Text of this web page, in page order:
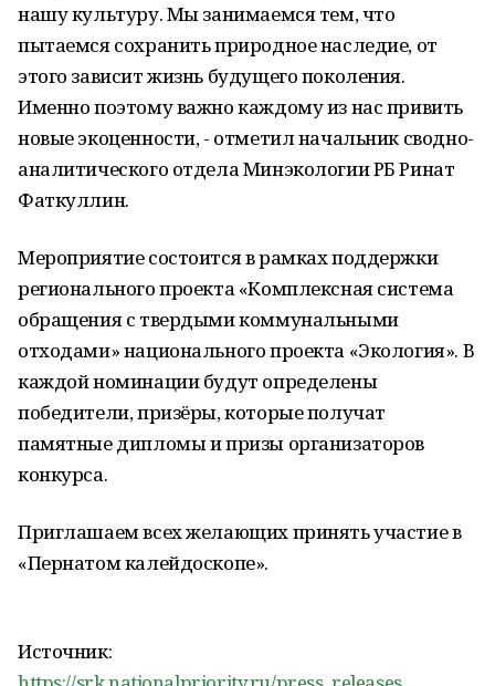
нашу культуру. Мы занимаемся тем, что
пытаемся сохранить природное наследие, от
этого зависит жизнь будущего поколения.
Именно поэтому важно каждому из нас привить
новые экоценности, - отметил начальник сводно-
аналитического отдела Минэкологии РБ Ринат
Фаткуллин.
Мероприятие состоится в рамках поддержки
регионального проекта «Комплексная система
обращения с твердыми коммунальными
отходами» национального проекта «Экология». В
каждой номинации будут определены
победители, призёры, которые получат
памятные дипломы и призы организаторов
конкурса.
Приглашаем всех желающих принять участие в
«Пернатом калейдоскопе».
Источник: